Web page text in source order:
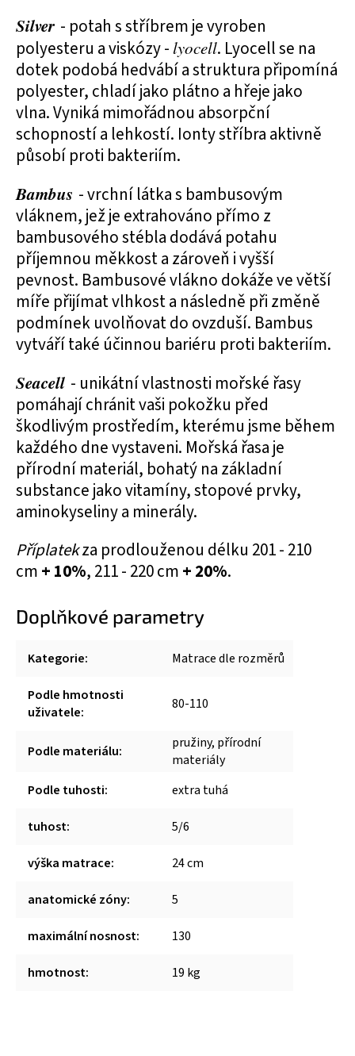
Silver - potah s stříbrem je vyroben
polyesteru a viskózy - lyocell. Lyocell se na
dotek podobá hedvábí a struktura připomíná
polyester, chladí jako plátno a hřeje jako
vlna. Vyniká mimořádnou absorpční
schopností a lehkostí. Ionty stříbra aktivně
působí proti bakteriím.
Bambus - vrchní látka s bambusovým
vláknem, jež je extrahováno přímo z
bambusového stébla dodává potahu
příjemnou měkkost a zároveň i vyšší
pevnost. Bambusové vlákno dokáže ve větší
míře přijímat vlhkost a následně při změně
podmínek uvolňovat do ovzduší. Bambus
vytváří také účinnou bariéru proti bakteriím.
Seacell - unikátní vlastnosti mořské řasy
pomáhají chránit vaši pokožku před
škodlivým prostředím, kterému jsme během
každého dne vystaveni. Mořská řasa je
přírodní materiál, bohatý na základní
substance jako vitamíny, stopové prvky,
aminokyseliny a minerály.
Příplatekza prodlouženou délku 201 - 210
cm + 10%, 211 - 220 cm + 20%.
Doplňkové parametry
Kategorie: Matrace dle rozměrů
Podle hmotnosti
uživatele: 80-110
Podle materiálu:
pružiny, přírodní
materiály
Podle tuhosti: extra tuhá
tuhost: 5/6
výška matrace: 24 cm
anatomické zóny: 5
maximální nosnost: 130
hmotnost: 19 kg